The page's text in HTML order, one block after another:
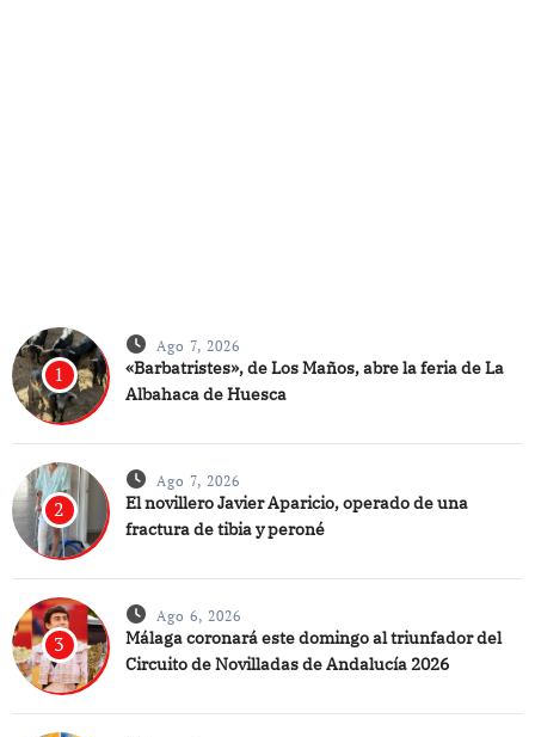
1
Ago 7, 2026
«Barbatristes», de Los Maños, abre la feria de La
Albahaca de Huesca
2
Ago 7, 2026
El novillero Javier Aparicio, operado de una
fractura de tibia y peroné
3
Ago 6, 2026
Málaga coronará este domingo al triunfador del
Circuito de Novilladas de Andalucía 2026